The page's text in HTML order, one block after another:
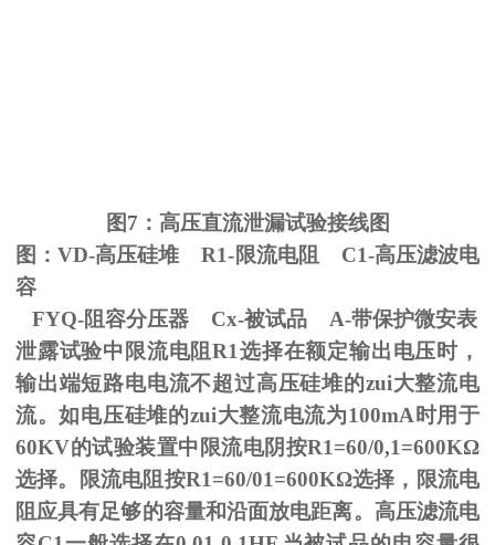
图7 ：高压直流泄漏试验接线图
图：VD-高压硅堆R1-限流电阻 C1-高压滤波电
容
FYQ-阻容分压器 Cx-被试品 A-带保护微安表
泄露试验中限流电阻R1选择在额定输出电压时，
输出端短路电电流不超过高压硅堆的zui大整流电
流。如电压硅堆的zui大整流电流为100mA 时用于
60KV的试验装置中限流电阴按R1=60/0,1=600KΩ
选择。限流电阻按R1=60/01=600KΩ选择，限流电
阻应具有足够的容量和沿面放电距离。高压滤流电